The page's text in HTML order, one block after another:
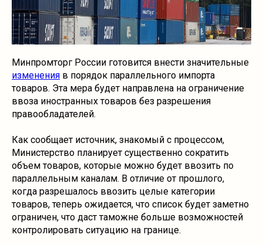
Минпромторг России готовится внести значительные
изменения в порядок параллельного импорта
товаров. Эта мера будет направлена на ограничение
ввоза иностранных товаров без разрешения
правообладателей.
Как сообщает источник, знакомый с процессом,
Министерство планирует существенно сократить
объем товаров, которые можно будет ввозить по
параллельным каналам. В отличие от прошлого,
когда разрешалось ввозить целые категории
товаров, теперь ожидается, что список будет заметно
ограничен, что даст таможне больше возможностей
контролировать ситуацию на границе.